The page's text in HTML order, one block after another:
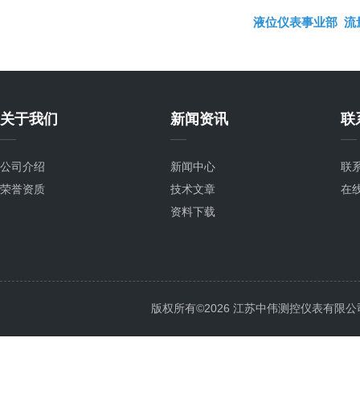
液位仪表事业部 流
关于我们
公司介绍
荣誉资质
新闻资讯
新闻中心
技术文章
资料下载
联
联
在
版权所有©2026 江苏中伟测控仪表有限